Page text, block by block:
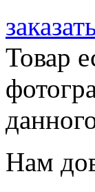
Товар
Нам